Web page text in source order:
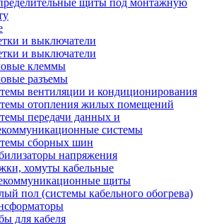
и выключатели
и выключатели
клеммы
разъемы
вентиляции и кондиционирования
отопления жилых помещений
передачи данных и
системы
сборных шин
напряжения
хомуты кабельные
щиты
пол (системы кабельного обогрева)
для кабеля